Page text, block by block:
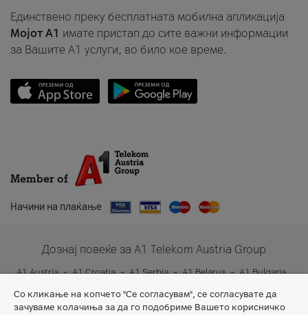
Единствено преку бесплатната мобилна апликација
Мојот A1 имате пристап до сите важни информации
за Вашите A1 услуги, во било кое време.
Member of
Начини на плаќање
Дознај повеќе за A1 Telekom Austria Group
A1 Austria A1 Croatia A1 Serbia A1 Belarus
A1 Bulgaria
A1 Slovenia
A1 Digital
Со кликање на копчето "Се согласувам", се согласувате да
зачуваме колачиња за да го подобриме Вашето корисничко